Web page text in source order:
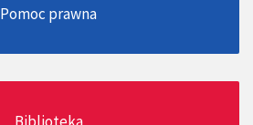
Pomoc prawna